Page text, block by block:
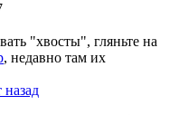
"хвосты", гляньте на
, недавно там их
назад